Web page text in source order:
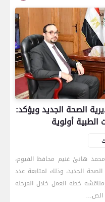
الصحة الجديد ويؤكد:
أولوية
هانئ غنيم محافظ الفيوم،
الجديد، وذلك لمتابعة عدد
خطة العمل خلال المرحلة
الص…